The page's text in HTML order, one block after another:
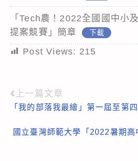
「Tech農！2022全國國中小
提案競賽」簡章
下載
Post Views: 215
Read
more
articles
上一篇文章
「我的部落我最繪」第一屆至第
國立臺灣師範大學「2022暑期